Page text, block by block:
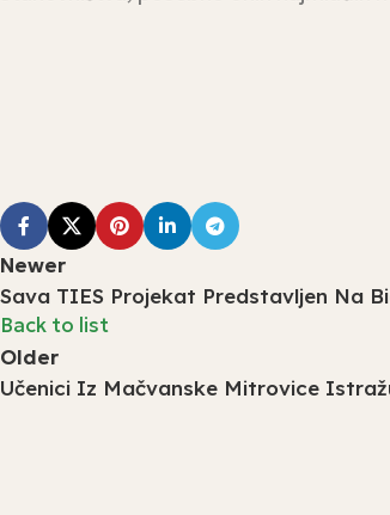
Newer
Sava TIES Projekat Predstavljen Na
Back to list
Older
Učenici Iz Mačvanske Mitrovice